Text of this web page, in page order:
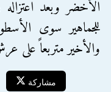
الأخضر وبعد
للجماهير سوى
والأخير متربعاً على
مشاركة